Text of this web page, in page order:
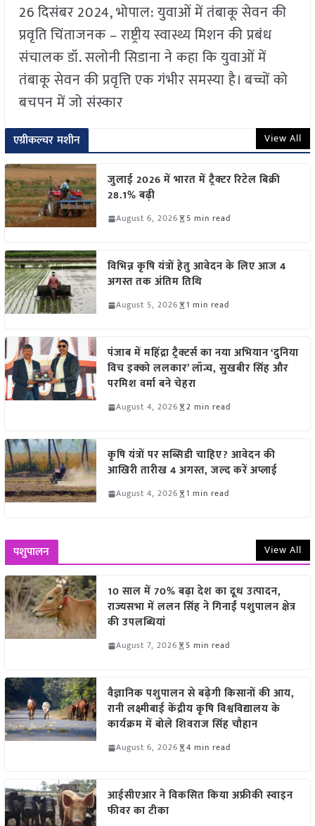
26 दिसंबर 2024, भोपाल: युवाओं में तंबाकू सेवन की
प्रवृति चिंताजनक – राष्ट्रीय स्वास्थ्य मिशन की प्रबंध
संचालक डॉ. सलोनी सिडाना ने कहा कि युवाओं में
तंबाकू सेवन की प्रवृत्ति एक गंभीर समस्या है। बच्चों को
बचपन में जो संस्कार
एग्रीकल्चर मशीन View All
जुलाई 2026 में भारत में ट्रैक्टर रिटेल बिक्री
28.1% बढ़ी
August 6, 2026 5 min read
विभिन्न कृषि यंत्रों हेतु आवेदन के लिए आज 4
अगस्त तक अंतिम तिथि
August 5, 2026 1 min read
पंजाब में महिंद्रा ट्रैक्टर्स का नया अभियान ‘दुनिया
विच इक्को ललकार’ लॉन्च, सुखबीर सिंह और
परमिश वर्मा बने चेहरा
August 4, 2026 2 min read
कृषि यंत्रों पर सब्सिडी चाहिए? आवेदन की
आखिरी तारीख 4 अगस्त, जल्द करें अप्लाई
August 4, 2026 1 min read
पशुपालन View All
10 साल में 70% बढ़ा देश का दूध उत्पादन,
राज्यसभा में ललन सिंह ने गिनाईं पशुपालन क्षेत्र
की उपलब्धियां
August 7, 2026 5 min read
वैज्ञानिक पशुपालन से बढ़ेगी किसानों की आय,
रानी लक्ष्मीबाई केंद्रीय कृषि विश्वविद्यालय के
कार्यक्रम में बोले शिवराज सिंह चौहान
August 6, 2026 4 min read
आईसीएआर ने विकसित किया अफ्रीकी स्वाइन
फीवर का टीका